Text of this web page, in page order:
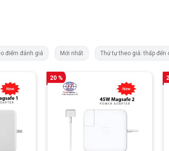
điểm đánh giá Mới nhất Thứ tự theo giá: thấp đến
20 %